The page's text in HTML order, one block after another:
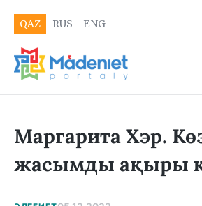
QAZ RUS ENG
Маргарита Хэр.
жасымды ақыры